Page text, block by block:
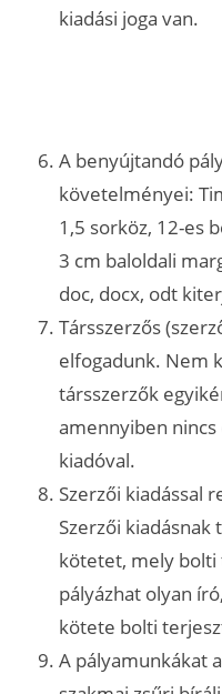
kiadási joga van.
A benyújtandó
követelményei:
1,5 sorköz, 12-es
3 cm baloldali
doc, docx, odt
Társszerzős
elfogadunk. Nem
társszerzők
amennyiben
kiadóval.
Szerzői kiadással
Szerzői
kötetet, mely
pályázhat olyan
kötete bolti
A pályamunkákat